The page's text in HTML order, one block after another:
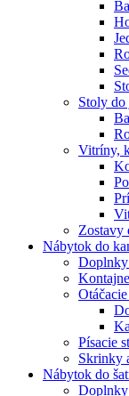
Stoly do
Vitríny,
Zostavy
Nábytok do
Doplnky
Písacie
Skrinky
Nábytok do
Doplnky